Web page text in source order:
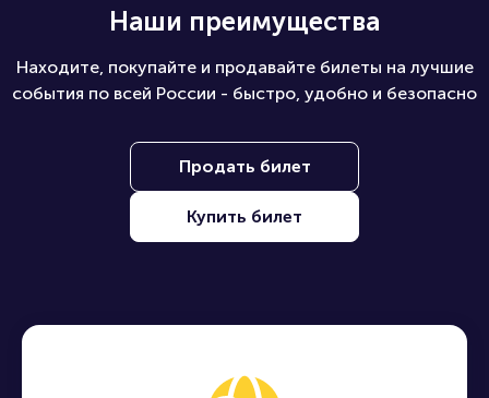
Наши преимущества
Находите, покупайте и продавайте билеты на лучшие
события по всей России - быстро, удобно и безопасно
Продать билет
Купить билет